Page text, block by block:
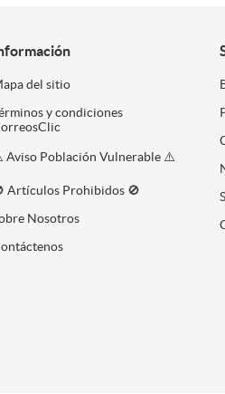
del sitio
y condiciones
Aviso Población Vulnerable ⚠️
Artículos Prohibidos 🚫
Nosotros